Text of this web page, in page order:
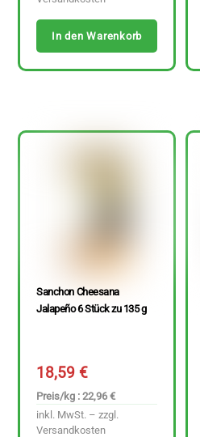
In den Warenkorb
Sanchon Cheesana
Jalapeño 6 Stück zu 135 g
18,59€
Preis/kg : 22,96 €
inkl. MwSt. – zzgl.
Versandkosten